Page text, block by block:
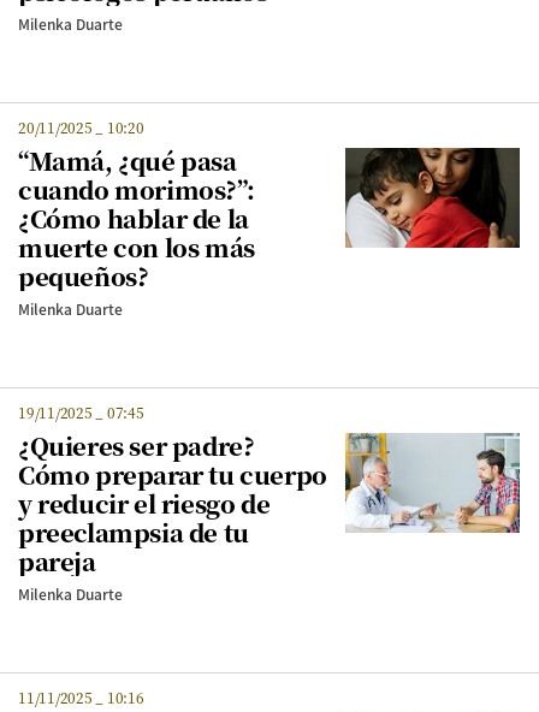
Milenka Duarte
20/11/2025 10:20
“Mamá, ¿qué pasa
cuando morimos?”:
¿Cómo hablar de la
muerte con los más
pequeños?
Milenka Duarte
19/11/2025 07:45
¿Quieres ser padre?
Cómo preparar tu cuerpo
y reducir el riesgo de
preeclampsia de tu
pareja
Milenka Duarte
11/11/2025 10:16